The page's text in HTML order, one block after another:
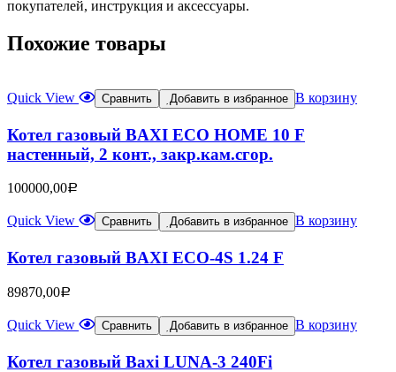
покупателей, инструкция и аксессуары.
Похожие товары
Quick View Сравнить Добавить в избранное В корзину
Котел газовый BAXI ECO HOME 10 F
настенный, 2 конт., закр.кам.сгор.
100000,00Р
Quick View Сравнить Добавить в избранное В корзину
Котел газовый BAXI ECO-4S 1.24 F
89870,00Р
Quick View Сравнить Добавить в избранное В корзину
Котел газовый Baxi LUNA-3 240Fi